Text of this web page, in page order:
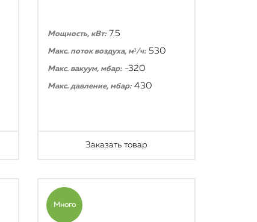
Мощность, кВт: 7.5
Макс. поток воздуха, м³/ч: 530
Макс. вакуум, мбар: -320
Макс. давление, мбар: 430
Заказать товар
Много